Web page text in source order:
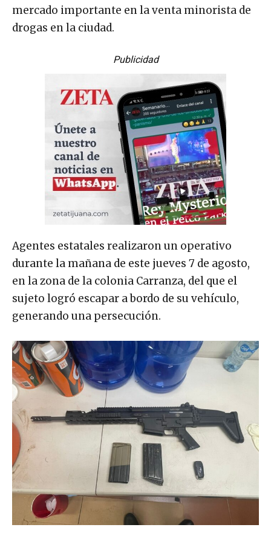
mercado importante en la venta minorista de
drogas en la ciudad.
Publicidad
Agentes estatales realizaron un operativo
durante la mañana de este jueves 7 de agosto,
en la zona de la colonia Carranza, del que el
sujeto logró escapar a bordo de su vehículo,
generando una persecución.